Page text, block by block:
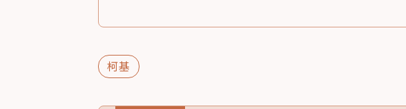
柯基